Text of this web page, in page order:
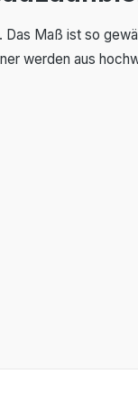
Maß ist so
werden aus